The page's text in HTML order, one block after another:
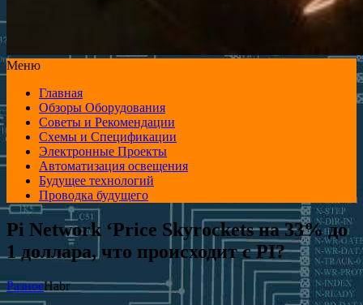
Меню
Главная
Обзоры Оборудования
Советы и Рекомендации
Схемы и Спецификации
Электронные Проекты
Автоматизация освещения
Будущее технологий
Проводка будущего
Pi Network ‘Price Skyrockets на 33% до
1 доллара, что происходит с PI?
РазноеHabr